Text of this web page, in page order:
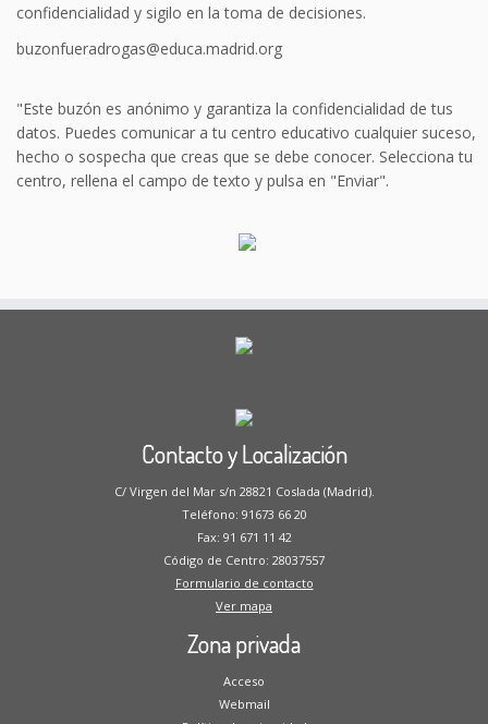
confidencialidad y sigilo en la toma de decisiones.
buzonfueradrogas@educa.madrid.org
"Este buzón es anónimo y garantiza la confidencialidad de tus
datos. Puedes comunicar a tu centro educativo cualquier suceso,
hecho o sospecha que creas que se debe conocer. Selecciona tu
centro, rellena el campo de texto y pulsa en "Enviar".
Contacto y Localización
C/ Virgen del Mar s/n 28821 Coslada (Madrid).
Teléfono: 91673 66 20
Fax: 91 671 11 42
Código de Centro: 28037557
Formulario de contacto
Ver mapa
Zona privada
Acceso
Webmail